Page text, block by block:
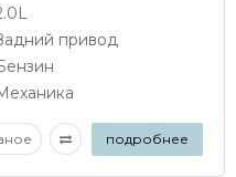
привод
подробнее